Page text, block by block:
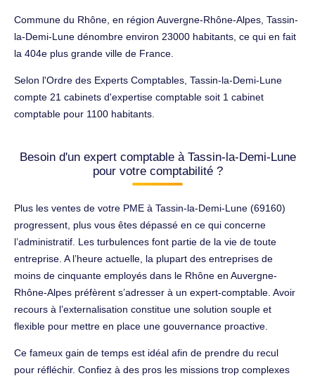
Commune du Rhône, en région Auvergne-Rhône-Alpes, Tassin-
la-Demi-Lune dénombre environ 23000 habitants, ce qui en fait
la 404e plus grande ville de France.
Selon l'Ordre des Experts Comptables, Tassin-la-Demi-Lune
compte 21 cabinets d'expertise comptable soit 1 cabinet
comptable pour 1100 habitants.
Besoin d'un expert comptable à Tassin-la-Demi-Lune
pour votre comptabilité ?
Plus les ventes de votre PME à Tassin-la-Demi-Lune (69160)
progressent, plus vous êtes dépassé en ce qui concerne
l’administratif. Les turbulences font partie de la vie de toute
entreprise. A l’heure actuelle, la plupart des entreprises de
moins de cinquante employés dans le Rhône en Auvergne-
Rhône-Alpes préfèrent s’adresser à un expert-comptable. Avoir
recours à l’externalisation constitue une solution souple et
flexible pour mettre en place une gouvernance proactive.
Ce fameux gain de temps est idéal afin de prendre du recul
pour réfléchir. Confiez à des pros les missions trop complexes